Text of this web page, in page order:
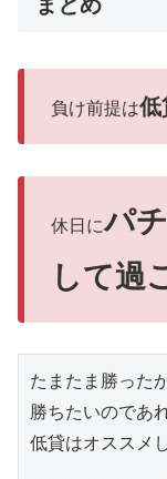
負け前提は低
休日にパ
して過
たまたま勝った
勝ちたいのであ
低貸はオススメ